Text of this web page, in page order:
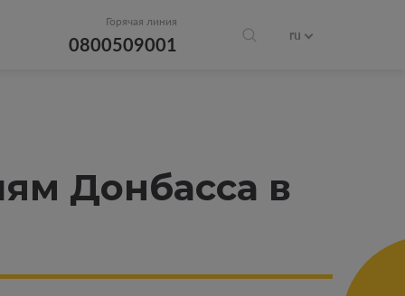
Горячая линия
0800509001 ru
Донбасса в